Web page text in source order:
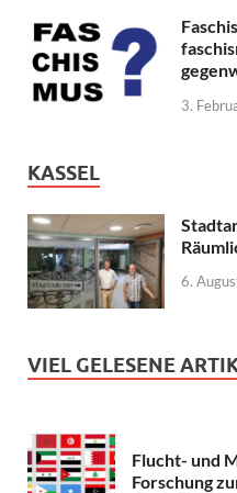
3.
KASSEL
6.
VIEL GELESENE
Flucht- und
Forschung